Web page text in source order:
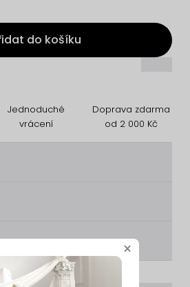
do košíku
Jednoduché
vrácení
Doprava zdarma
od 2 000 Kč
×